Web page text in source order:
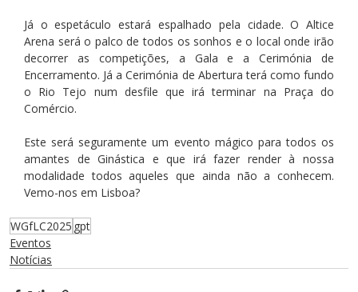
Já o espetáculo estará espalhado pela cidade. O Altice
Arena será o palco de todos os sonhos e o local onde irão
decorrer as competições, a Gala e a Cerimónia de
Encerramento. Já a Cerimónia de Abertura terá como fundo
o Rio Tejo num desfile que irá terminar na Praça do
Comércio.
Este será seguramente um evento mágico para todos os
amantes de Ginástica e que irá fazer render à nossa
modalidade todos aqueles que ainda não a conhecem.
Vemo-nos em Lisboa?
WGfLC2025 gpt
Eventos
Notícias